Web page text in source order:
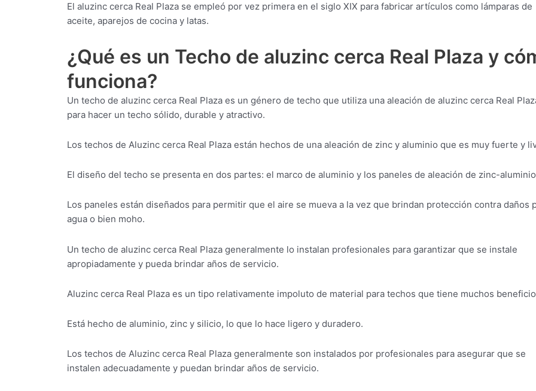
El aluzinc cerca Real Plaza se empleó por vez primera en el siglo XIX para fabricar artículos como lámparas de
aceite, aparejos de cocina y latas.
¿Qué es un Techo de aluzinc cerca Real Plaza y
funciona?
Un techo de aluzinc cerca Real Plaza es un género de techo que utiliza una aleación de aluzinc cerca Real
para hacer un techo sólido, durable y atractivo.
Los techos de Aluzinc cerca Real Plaza están hechos de una aleación de zinc y aluminio que es muy fuerte y
El diseño del techo se presenta en dos partes: el marco de aluminio y los paneles de aleación de zinc-
Los paneles están diseñados para permitir que el aire se mueva a la vez que brindan protección contra daños
agua o bien moho.
Un techo de aluzinc cerca Real Plaza generalmente lo instalan profesionales para garantizar que se instale
apropiadamente y pueda brindar años de servicio.
Aluzinc cerca Real Plaza es un tipo relativamente impoluto de material para techos que tiene muchos
Está hecho de aluminio, zinc y silicio, lo que lo hace ligero y duradero.
Los techos de Aluzinc cerca Real Plaza generalmente son instalados por profesionales para asegurar que se
instalen adecuadamente y puedan brindar años de servicio.